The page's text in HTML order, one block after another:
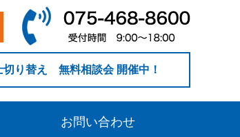
切り替え 無料相談会 開催中！
お問い合わせ